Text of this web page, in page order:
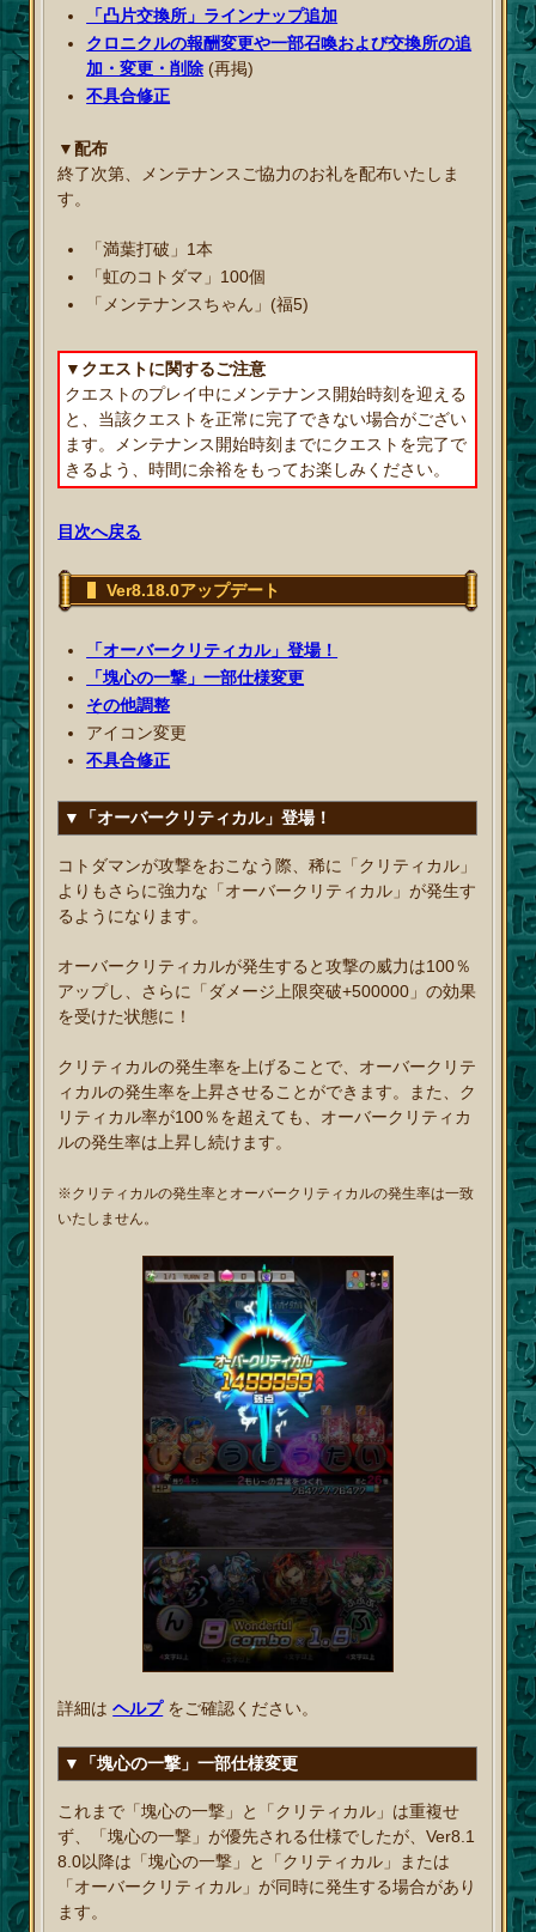
「凸片交換所」ラインナップ追加
クロニクルの報酬変更や一部召喚および交換所の追
加・変更・削除 (再掲)
不具合修正
▼配布
終了次第、メンテナンスご協力のお礼を配布いたしま
す。
「満葉打破」1本
「虹のコトダマ」100個
「メンテナンスちゃん」(福5)
▼クエストに関するご注意
クエストのプレイ中にメンテナンス開始時刻を迎える
と、当該クエストを正常に完了できない場合がござい
ます。メンテナンス開始時刻までにクエストを完了で
きるよう、時間に余裕をもってお楽しみください。
目次へ戻る
Ver8.18.0アップデート
「オーバークリティカル」登場！
「塊心の一撃」一部仕様変更
その他調整
アイコン変更
不具合修正
▼「オーバークリティカル」登場！
コトダマンが攻撃をおこなう際、稀に「クリティカル」
よりもさらに強力な「オーバークリティカル」が発生す
るようになります。
オーバークリティカルが発生すると攻撃の威力は100％
アップし、さらに「ダメージ上限突破+500000」の効果
を受けた状態に！
クリティカルの発生率を上げることで、オーバークリテ
ィカルの発生率を上昇させることができます。また、ク
リティカル率が100％を超えても、オーバークリティカ
ルの発生率は上昇し続けます。
※クリティカルの発生率とオーバークリティカルの発生率は一致
いたしません。
詳細はヘルプをご確認ください。
▼「塊心の一撃」一部仕様変更
これまで「塊心の一撃」と「クリティカル」は重複せ
ず、「塊心の一撃」が優先される仕様でしたが、Ver8.1
8.0以降は「塊心の一撃」と「クリティカル」または
「オーバークリティカル」が同時に発生する場合があり
ます。